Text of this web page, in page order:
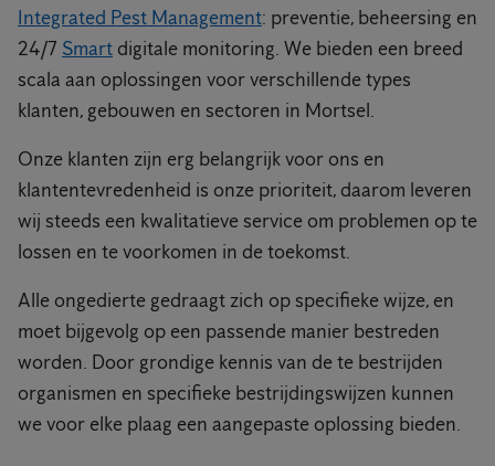
Integrated Pest Management: preventie, beheersing en
24/7 Smart digitale monitoring. We bieden een breed
scala aan oplossingen voor verschillende types
klanten, gebouwen en sectoren in Mortsel.
Onze klanten zijn erg belangrijk voor ons en
klantentevredenheid is onze prioriteit, daarom leveren
wij steeds een kwalitatieve service om problemen op te
lossen en te voorkomen in de toekomst.
Alle ongedierte gedraagt zich op specifieke wijze, en
moet bijgevolg op een passende manier bestreden
worden. Door grondige kennis van de te bestrijden
organismen en specifieke bestrijdingswijzen kunnen
we voor elke plaag een aangepaste oplossing bieden.